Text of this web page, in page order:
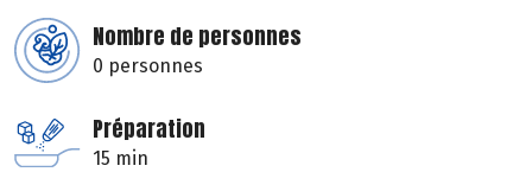
Nombre de personnes
0 personnes
Préparation
15 min